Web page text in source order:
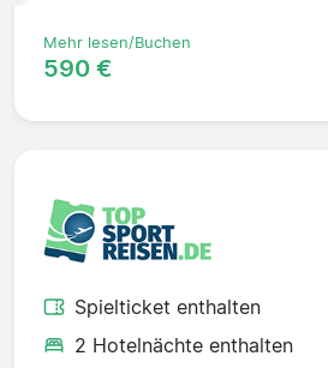
Mehr lesen/Buchen
590 €
Spielticket enthalten
2 Hotelnächte enthalten